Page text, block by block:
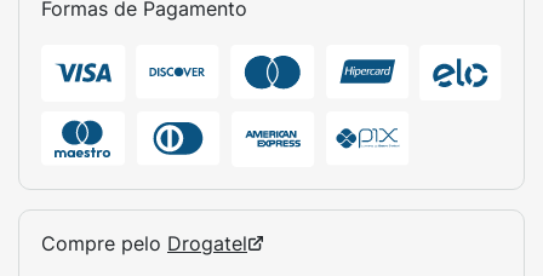
Formas de Pagamento
Compre pelo Drogatel